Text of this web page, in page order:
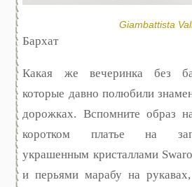
Giambattista
Бархат
Какая же вечеринка без
которые давно полюбили
дорожках. Вспомните образ
коротком платье на
украшенным кристаллами
и перьями марабу на